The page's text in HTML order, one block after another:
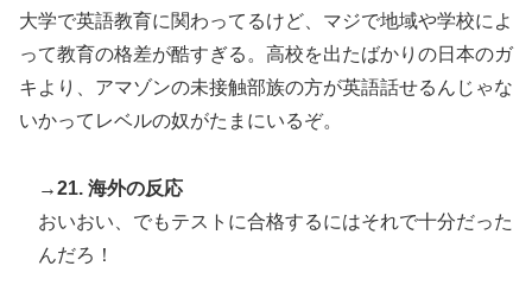
大学で英語教育に関わってるけど、マジで地域や学校によ
って教育の格差が酷すぎる。高校を出たばかりの日本のガ
キより、アマゾンの未接触部族の方が英語話せるんじゃな
いかってレベルの奴がたまにいるぞ。
→21. 海外の反応
おいおい、でもテストに合格するにはそれで十分だった
んだろ！